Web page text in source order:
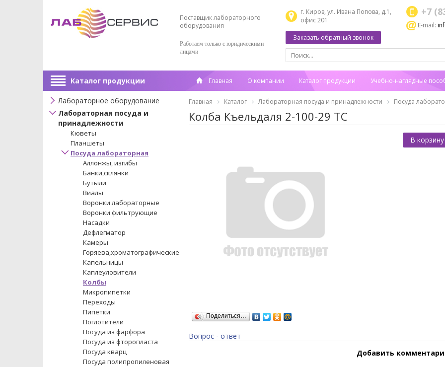
Поставщик лабораторного
оборудования
Работаем только с юридическими
лицами
г. Киров, ул. Ивана Попова, д.1,
офис 201
+7
E-mail:
Заказать обратный звонок
Каталог продукции Главная О компании Каталог продукции Учебно-наглядные
Лабораторное оборудование
Лабораторная посуда и
принадлежности
Кюветы
Планшеты
Посуда лабораторная
Аллонжы, изгибы
Банки,склянки
Бутыли
Виалы
Воронки лабораторные
Воронки фильтрующие
Насадки
Дефлегматор
Камеры
Горяева,хроматографические
Капельницы
Каплеуловители
Колбы
Микропипетки
Переходы
Пипетки
Поглотители
Посуда из фарфора
Посуда из фторопласта
Посуда кварц
Посуда полипропиленовая
Главная Каталог Лабораторная посуда и принадлежности Посуда
Колба Къельдаля 2-100-29 ТС
Поделиться…
В корзину
Вопрос - ответ
Добавить